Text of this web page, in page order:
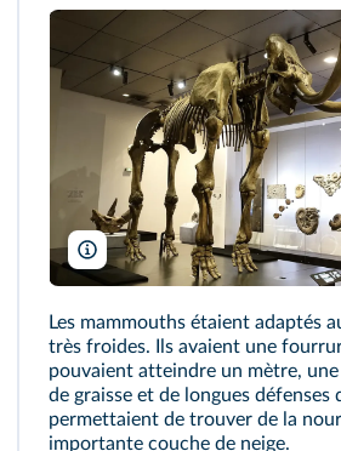
El pitareio/Wikimedia
Les mammouths étaient adaptés
très froides. Ils avaient une
pouvaient atteindre un mètre, une
de graisse et de longues défenses
permettaient de trouver de la
importante couche de neige.